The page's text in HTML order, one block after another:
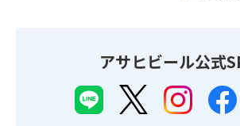
アサヒビール公式